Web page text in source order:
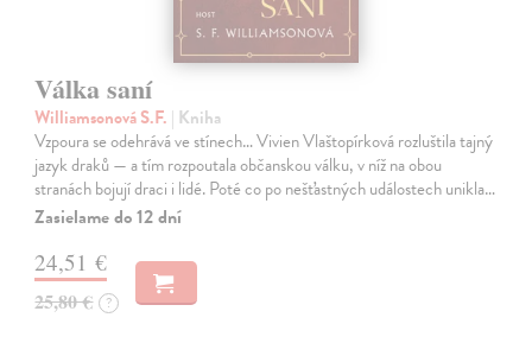
Válka saní
Williamsonová S.F. | Kniha
Vzpoura se odehrává ve stínech… Vivien Vlaštopírková rozluštila tajný
jazyk draků — a tím rozpoutala občanskou válku, v níž na obou
stranách bojují draci i lidé. Poté co po nešťastných událostech unikla…
Zasielame do 12 dní
24,51 €
25,80 € ?